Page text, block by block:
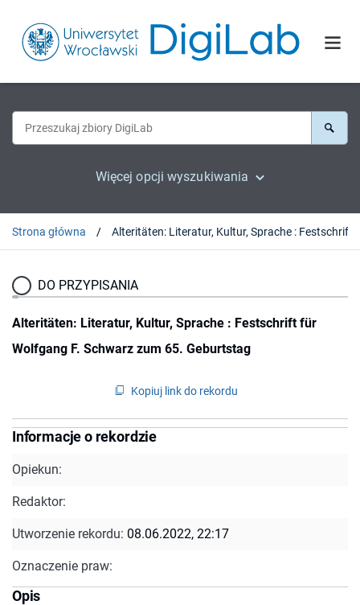
Więcej opcji wyszukiwania
Strona główna
DO PRZYPISANIA
Alteritäten: Literatur, Kultur, Sprache : Festschrift für
Wolfgang F. Schwarz zum 65. Geburtstag
Kopiuj link do rekordu
Informacje o rekordzie
Opiekun:
Redaktor:
Utworzenie rekordu: 08.06.2022, 22:17
Oznaczenie praw:
Opis